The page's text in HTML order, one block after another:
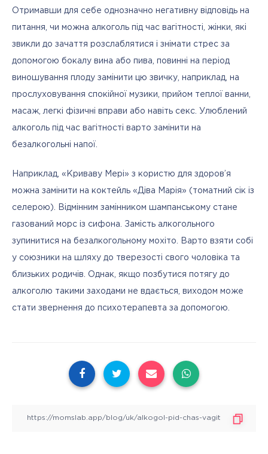
Отримавши для себе однозначно негативну відповідь на
питання, чи можна алкоголь під час вагітності, жінки, які
звикли до зачаття розслаблятися і знімати стрес за
допомогою бокалу вина або пива, повинні на період
виношування плоду замінити цю звичку, наприклад, на
прослуховування спокійної музики, прийом теплої ванни,
масаж, легкі фізичні вправи або навіть секс. Улюблений
алкоголь під час вагітності варто замінити на
безалкогольні напої.
Наприклад, «Криваву Мері» з користю для здоров’я
можна замінити на коктейль «Діва Марія» (томатний сік із
селерою). Відмінним замінником шампанському стане
газований морс із сифона. Замість алкогольного
зупинитися на безалкогольному мохіто. Варто взяти собі
у союзники на шляху до тверезості свого чоловіка та
близьких родичів. Однак, якщо позбутися потягу до
алкоголю такими заходами не вдається, виходом може
стати звернення до психотерапевта за допомогою.